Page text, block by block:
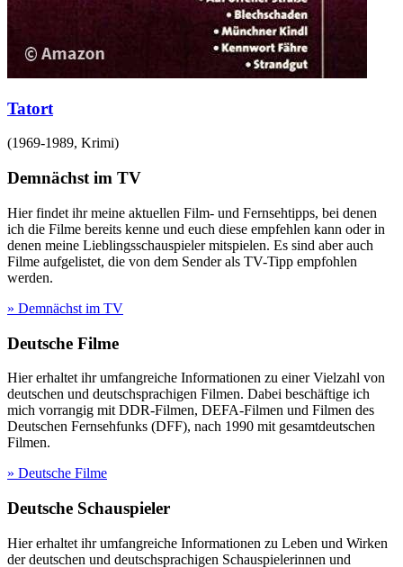
Tatort
(1969-1989, Krimi)
Demnächst im TV
Hier findet ihr meine aktuellen Film- und Fernsehtipps, bei denen
ich die Filme bereits kenne und euch diese empfehlen kann oder in
denen meine Lieblingsschauspieler mitspielen. Es sind aber auch
Filme aufgelistet, die von dem Sender als TV-Tipp empfohlen
werden.
» Demnächst im TV
Deutsche Filme
Hier erhaltet ihr umfangreiche Informationen zu einer Vielzahl von
deutschen und deutschsprachigen Filmen. Dabei beschäftige ich
mich vorrangig mit DDR-Filmen, DEFA-Filmen und Filmen des
Deutschen Fernsehfunks (DFF), nach 1990 mit gesamtdeutschen
Filmen.
» Deutsche Filme
Deutsche Schauspieler
Hier erhaltet ihr umfangreiche Informationen zu Leben und Wirken
der deutschen und deutschsprachigen Schauspielerinnen und